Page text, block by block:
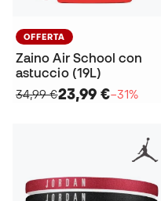
OFFERTA
Zaino Air School con
astuccio (19L)
34,99 €23,99 €−31%